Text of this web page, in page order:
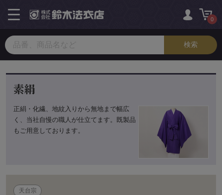
0
toggle
navigation
素絹
正絹・化繊、地紋入りから無地まで幅広
く、当社自慢の職人が仕立てます。既製品
もご用意しております。
天台宗